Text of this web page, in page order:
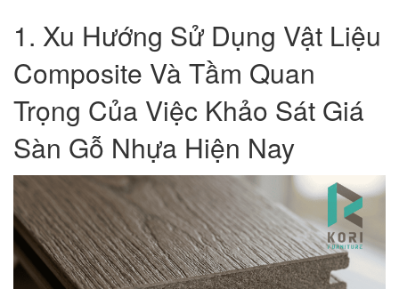
1. Xu Hướng Sử Dụng Vật Liệu
Composite Và Tầm Quan
Trọng Của Việc Khảo Sát Giá
Sàn Gỗ Nhựa Hiện Nay